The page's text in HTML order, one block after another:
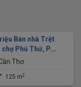
Bán nhà Trệt
Phú Thứ, P.
Thơ
125 m2